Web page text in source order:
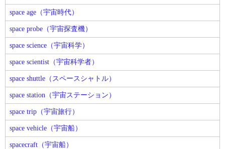
space age（宇宙時代）
space probe（宇宙探査機）
space science（宇宙科学）
space scientist（宇宙科学者）
space shuttle（スペースシャトル）
space station（宇宙ステーション）
space trip（宇宙旅行）
space vehicle（宇宙船）
spacecraft（宇宙船）